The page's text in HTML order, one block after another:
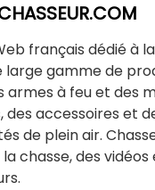
français dédié à
large gamme de
à feu et des
accessoires et
de plein air.
chasse, des